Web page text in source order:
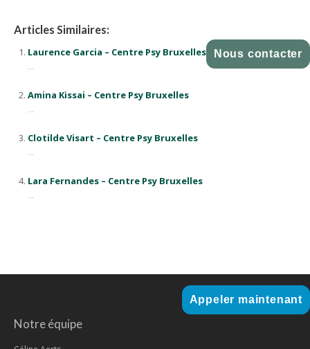
Articles Similaires:
Laurence Garcia – Centre Psy Bruxelles
...
Amina Kissai – Centre Psy Bruxelles
...
Clotilde Visart – Centre Psy Bruxelles
...
Lara Fernandes – Centre Psy Bruxelles
...
Notre équipe
Appeler maintenant
Nous contacter